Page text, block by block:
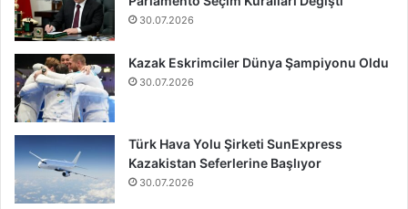
30.07.2026
Kazak Eskrimciler Dünya Şampiyonu Oldu
30.07.2026
Türk Hava Yolu Şirketi SunExpress
Kazakistan Seferlerine Başlıyor
30.07.2026